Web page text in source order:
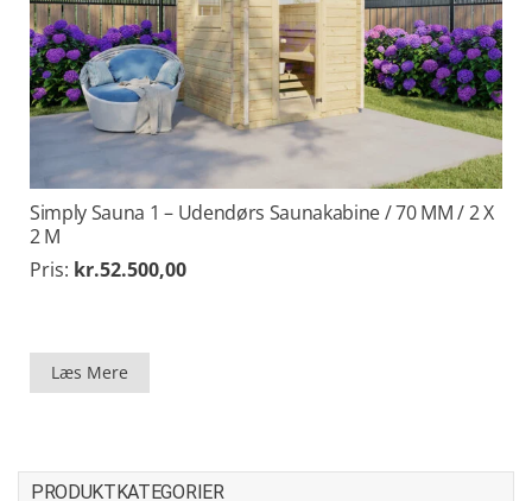
Simply Sauna 1 – Udendørs Saunakabine / 70 MM / 2 X
2 M
Pris: kr.52.500,00
Læs Mere
PRODUKTKATEGORIER